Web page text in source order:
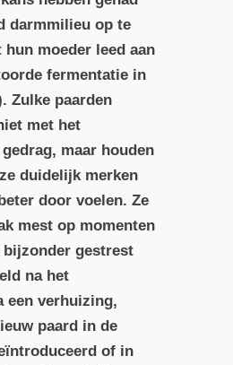
darmmilieu op te
hun moeder leed aan
fermentatie in
Zulke paarden
met het
maar houden
duidelijk merken
door voelen. Ze
mest op momenten
bijzonder gestrest
na het
een verhuizing,
paard in de
of in